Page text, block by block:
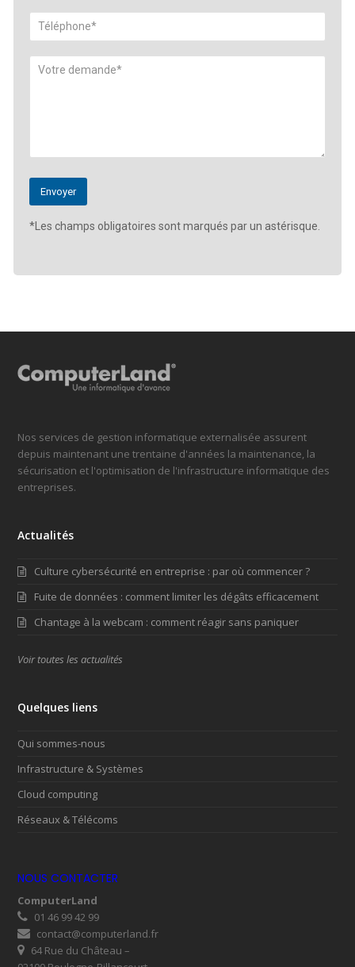
*Les champs obligatoires sont marqués par un astérisque.
Nos services de gestion informatique externalisée assurent
depuis maintenant une trentaine d'années la maintenance, la
sécurisation et l'optimisation de l'infrastructure informatique des
entreprises.
Actualités
Culture cybersécurité en entreprise : par où commencer ?
Fuite de données : comment limiter les dégâts efficacement
Chantage à la webcam : comment réagir sans paniquer
Voir toutes les actualités
Quelques liens
Qui sommes-nous
Infrastructure & Systèmes
Cloud computing
Réseaux & Télécoms
NOUS CONTACTER
ComputerLand
01 46 99 42 99
contact@computerland.fr
64 Rue du Château –